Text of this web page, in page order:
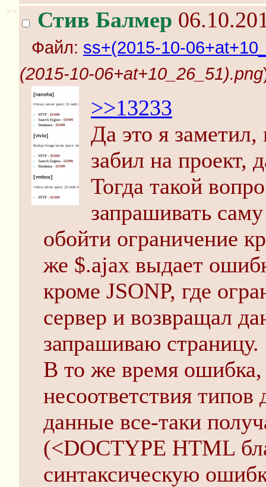
>> Стив Балмер
Файл: ss+(2015-10-
(2015-10-06+at+10_26_51).png
>>13233
Да это я
забил на проект,
Тогда такой
запрашивать
обойти ограничение
же $.ajax выдает
кроме JSONP, где
сервер и возвращал
запрашиваю страницу.
В то же время ошибка,
несоответствия
данные все-таки
(<DOCTYPE HTML
синтаксическую